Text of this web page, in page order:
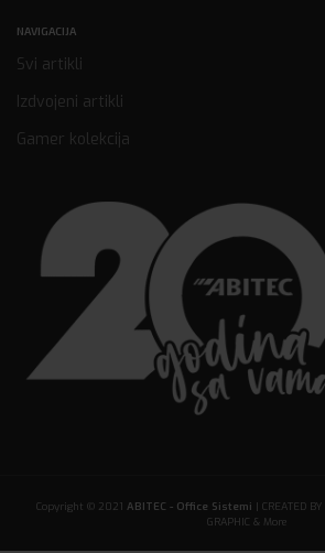
NAVIGACIJA
Svi artikli
Izdvojeni artikli
Gamer kolekcija
Copyright © 2021 ABITEC - Office Sistemi | CREATED BY
GRAPHIC & More